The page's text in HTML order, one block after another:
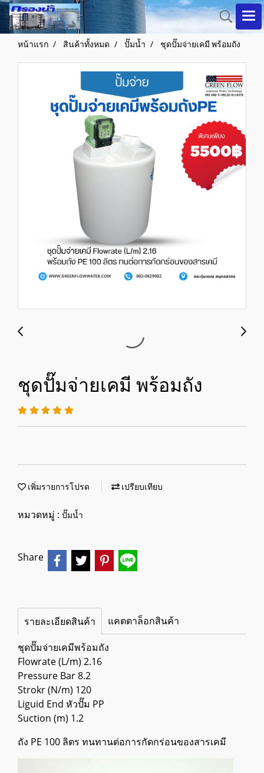
หน้าแรก สินค้าทั้งหมด ปั๊มน้ำ ชุดปั๊มจ่ายเคมี พร้อมถัง
ชุดปั๊มจ่ายเคมี พร้อมถัง
เพิ่มรายการโปรด เปรียบเทียบ
หมวดหมู่ : ปั๊มน้ำ
Share
รายละเอียดสินค้า แคตตาล็อกสินค้า
ชุดปั๊มจ่ายเคมีพร้อมถัง
Flowrate (L/m) 2.16
Pressure Bar 8.2
Strokr (N/m) 120
Liguid End หัวปั๊ม PP
Suction (m) 1.2
ถัง PE 100 ลิตร ทนทานต่อการกัดกร่อนของสารเคมี